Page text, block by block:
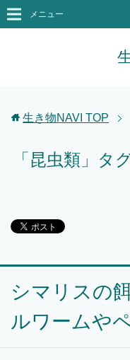
メニュー
生き物NAVI TOP
「昆虫類」タ
シマリスの
ルワームや